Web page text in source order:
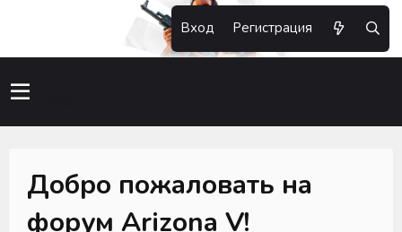
Вход Регистрация
Добро пожаловать на
форум Arizona V!